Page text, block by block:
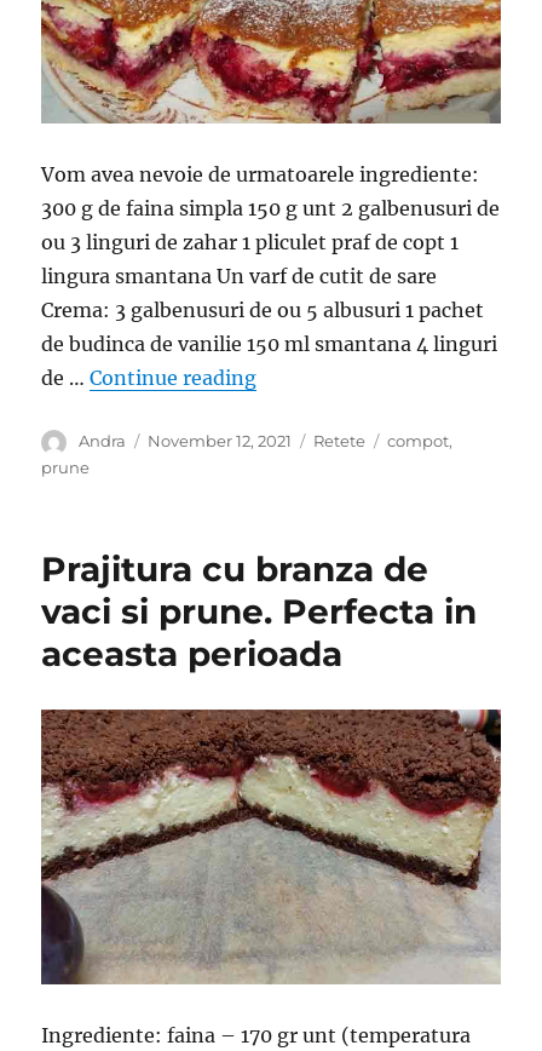
Vom avea nevoie de urmatoarele ingrediente:
300 g de faina simpla 150 g unt 2 galbenusuri de
ou 3 linguri de zahar 1 pliculet praf de copt 1
lingura smantana Un varf de cutit de sare
Crema: 3 galbenusuri de ou 5 albusuri 1 pachet
de budinca de vanilie 150 ml smantana 4 linguri
de …Continue reading“Prajitura cu fructe-
Author
Andra
Posted
November 12, 2021 Categories
Retete Tags
compot,
prune
Prajitura cu branza de
vaci si prune. Perfecta in
aceasta perioada
Ingrediente: faina – 170 gr unt (temperatura